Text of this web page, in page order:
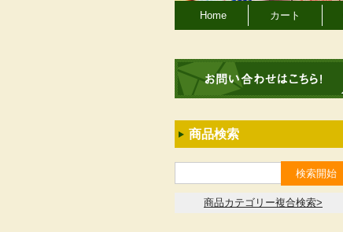
Home カート
商品検索
商品カテゴリー複合検索>